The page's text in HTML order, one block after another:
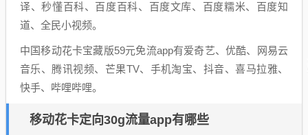
译、秒懂百科、百度百科、百度文库、百度糯米、百度知
道、全民小视频。
中国移动花卡宝藏版59元免流app有爱奇艺、优酷、网易云
音乐、腾讯视频、芒果TV、手机淘宝、抖音、喜马拉雅、
快手、哔哩哔哩。
移动花卡定向30g流量app有哪些